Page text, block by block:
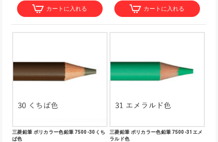
カートに入れる カートに入れる
三菱鉛筆 ポリカラー色鉛筆 7500-30くち
ば色
三菱鉛筆 ポリカラー色鉛筆 7500-31エメ
ラルド色